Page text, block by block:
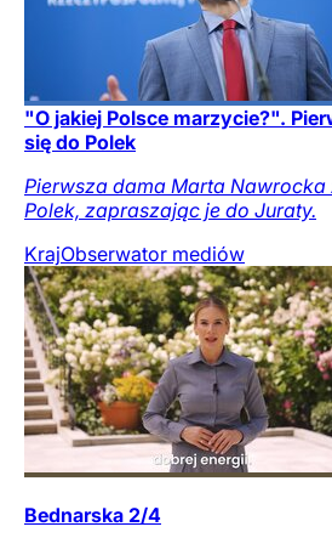
"O jakiej Polsce marzycie?".
się do Polek
Pierwsza dama Marta Nawrocka
Polek, zapraszając je do Juraty.
KrajObserwator mediów
Bednarska 2/4